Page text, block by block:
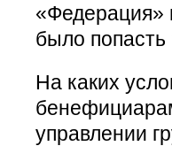
«Федерация»
было
На каких
управлении